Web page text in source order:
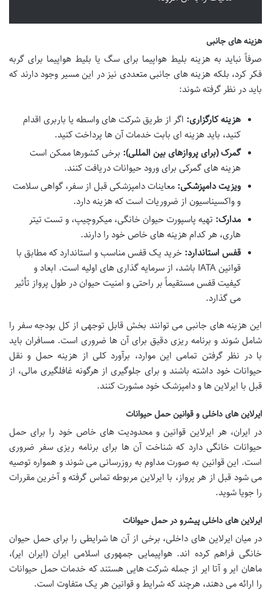
هزینه های جانبی
صرفاً نباید به هزینه بلیط هواپیما برای سگ یا بلیط هواپیما برای گربه
فکر کرد، بلکه هزینه های جانبی متعددی نیز در این مسیر وجود دارند که
باید در نظر گرفته شوند:
هزینه کارگزاری: اگر از طریق شرکت های واسطه یا باربری اقدام
کنید، باید هزینه ای بابت خدمات آن ها پرداخت کنید.
گمرک (برای پروازهای بین المللی): برخی کشورها ممکن است
هزینه های گمرکی برای ورود حیوانات دریافت کنند.
ویزیت دامپزشکی: معاینات دامپزشکی قبل از سفر، گواهی سلامت
و واکسیناسیون از ضروریات است که هزینه دارد.
مدارک: تهیه پاسپورت حیوان خانگی، میکروچیپ، و تست تیتر
هاری، هر کدام هزینه های خاص خود را دارند.
قفس استاندارد: خرید یک قفس مناسب و استاندارد که مطابق با
قوانین IATA باشد، از سرمایه گذاری های اولیه است. ابعاد و
کیفیت قفس مستقیماً بر راحتی و امنیت حیوان در طول پرواز تأثیر
می گذارد.
این هزینه های جانبی می توانند بخش قابل توجهی از کل بودجه سفر را
شامل شوند و برنامه ریزی دقیق برای آن ها ضروری است. مسافران باید
با در نظر گرفتن تمامی این موارد، برآورد کلی از هزینه حمل و نقل
حیوانات خود داشته باشند و برای جلوگیری از هرگونه غافلگیری مالی، از
قبل با ایرلاین ها و دامپزشک خود مشورت کنند.
ایرلاین های داخلی و قوانین حمل حیوانات
در ایران، هر ایرلاین قوانین و محدودیت های خاص خود را برای حمل
حیوانات خانگی دارد که شناخت آن ها برای برنامه ریزی سفر ضروری
است. این قوانین به صورت مداوم به روزرسانی می شوند و همواره توصیه
می شود قبل از هر پرواز، با ایرلاین مربوطه تماس گرفته و آخرین مقررات
را جویا شوید.
ایرلاین های داخلی پیشرو در حمل حیوانات
در میان ایرلاین های داخلی، برخی از آن ها شرایطی را برایحمل حیوان
خانگیفراهم کرده اند.هواپیمایی جمهوری اسلامی ایران (ایران ایر)،
ماهان ایر وآتا ایر از جمله شرکت هایی هستند که خدمات حمل حیوانات
را ارائه می دهند، هرچند که شرایط و قوانین هر یک متفاوت است.